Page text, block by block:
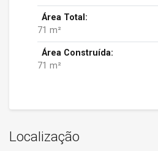
Área Total:
71 m²
Área Construída:
71 m²
Localização